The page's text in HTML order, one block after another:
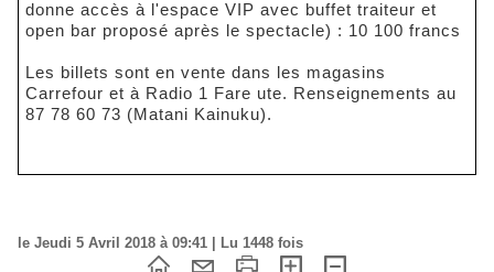
donne accès à l'espace VIP avec buffet traiteur et
open bar proposé après le spectacle) : 10 100 francs
Les billets sont en vente dans les magasins
Carrefour et à Radio 1 Fare ute. Renseignements au
87 78 60 73 (Matani Kainuku).
le Jeudi 5 Avril 2018 à 09:41 | Lu 1448 fois